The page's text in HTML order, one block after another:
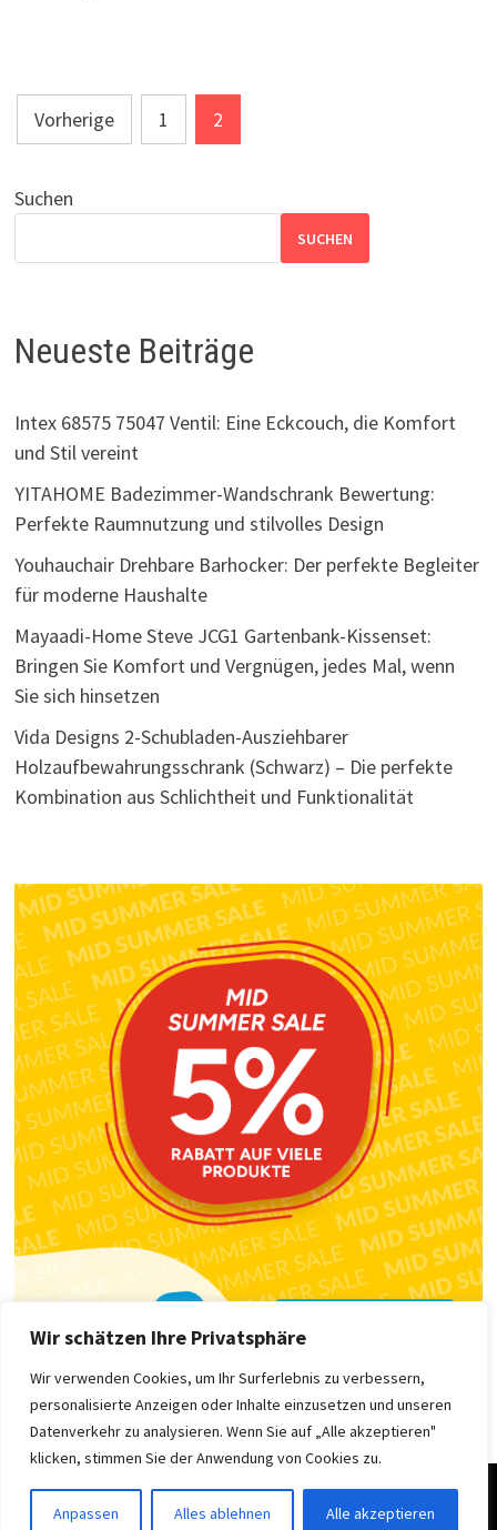
Wir schätzen Ihre Privatsphäre
Wir verwenden Cookies, um Ihr Surferlebnis zu verbessern,
personalisierte Anzeigen oder Inhalte einzusetzen und unseren
Datenverkehr zu analysieren. Wenn Sie auf „Alle akzeptieren"
klicken, stimmen Sie der Anwendung von Cookies zu.
Anpassen Alles ablehnen Alle akzeptieren
Seitennummerierung
der
Beiträge
Vorherige 1 2
Suchen
SUCHEN
Neueste Beiträge
Intex 68575 75047 Ventil: Eine Eckcouch, die Komfort
und Stil vereint
YITAHOME Badezimmer-Wandschrank Bewertung:
Perfekte Raumnutzung und stilvolles Design
Youhauchair Drehbare Barhocker: Der perfekte Begleiter
für moderne Haushalte
Mayaadi-Home Steve JCG1 Gartenbank-Kissenset:
Bringen Sie Komfort und Vergnügen, jedes Mal, wenn
Sie sich hinsetzen
Vida Designs 2-Schubladen-Ausziehbarer
Holzaufbewahrungsschrank (Schwarz) – Die perfekte
Kombination aus Schlichtheit und Funktionalität